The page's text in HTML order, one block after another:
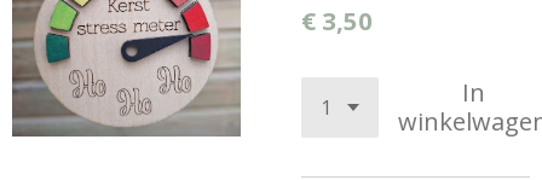
€ 3,50
In